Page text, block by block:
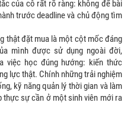
của cô rất rõ ràng: không để bài
trước deadline và chủ động tìm
thật đặt mua là một cột mốc đáng
mình được sử dụng ngoài đời,
việc học đúng hướng: kiến thức
lực thật. Chính những trải nghiệm
kỹ năng quản lý thời gian và làm
thực sự cần ở một sinh viên mới ra